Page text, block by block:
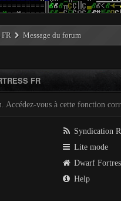
FR Message du forum
FR
Accédez-vous à cette fonction
Syndication
Lite mode
Dwarf
Help